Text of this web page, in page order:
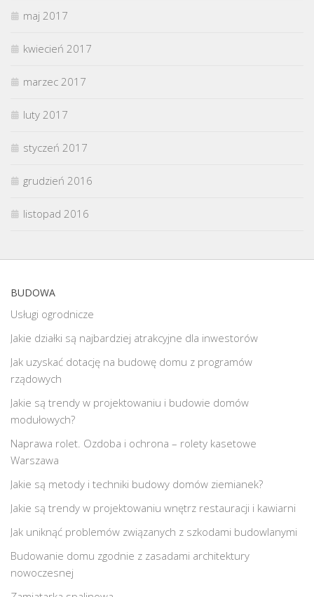
maj 2017
kwiecień 2017
marzec 2017
luty 2017
styczeń 2017
grudzień 2016
listopad 2016
BUDOWA
Usługi ogrodnicze
Jakie działki są najbardziej atrakcyjne dla inwestorów
Jak uzyskać dotację na budowę domu z programów
rządowych
Jakie są trendy w projektowaniu i budowie domów
modułowych?
Naprawa rolet. Ozdoba i ochrona – rolety kasetowe
Warszawa
Jakie są metody i techniki budowy domów ziemianek?
Jakie są trendy w projektowaniu wnętrz restauracji i kawiarni
Jak uniknąć problemów związanych z szkodami budowlanymi
Budowanie domu zgodnie z zasadami architektury
nowoczesnej